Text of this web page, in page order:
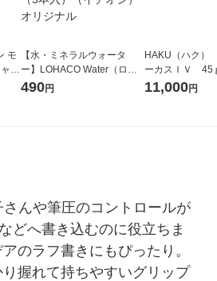
モ
ー
【水・ミネラルウォータ
ー】LOHACO Water（ロハ
コウォーター）2L ラベルレ
490円
HAKU（ハク）
ーカスＩＶ
堂 おまけ付き
11,000円
んや筆圧のコントロールが
どへ書き込むのに役立ちま
のラフ書きにもぴったり。
握れて持ちやすいグリップ